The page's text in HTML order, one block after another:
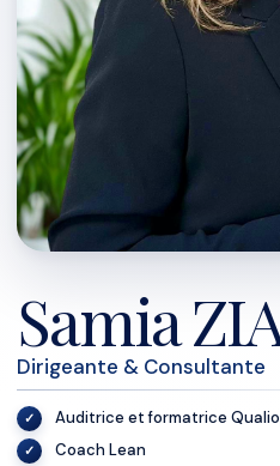
Samia
Dirigeante & Consultante
Auditrice et formatrice
Coach Lean